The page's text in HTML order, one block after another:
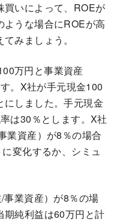
買いによって、ROEが
うな場合にROEが高
みましょう。
万円と事業資産
。X社が手元現金100
しました。手元現金
は30％とします。X社
業資産）が8％の場合
変化するか、シミュ
業資産）が8％の場
期純利益は60万円と計